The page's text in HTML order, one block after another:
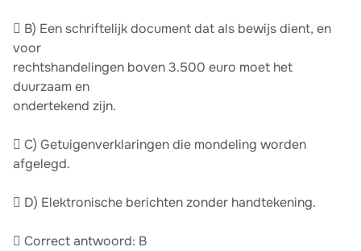
 B) Een schriftelijk document dat als bewijs dient, en
voor
rechtshandelingen boven 3.500 euro moet het
duurzaam en
ondertekend zijn.
 C) Getuigenverklaringen die mondeling worden
afgelegd.
 D) Elektronische berichten zonder handtekening.
 Correct antwoord: B